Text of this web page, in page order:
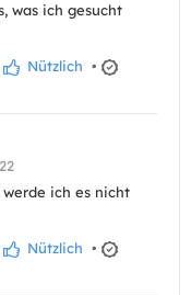
was ich gesucht
Nützlich •
werde ich es nicht
Nützlich •